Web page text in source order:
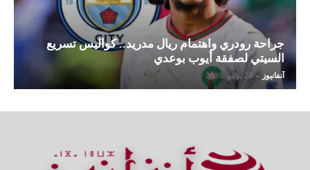
جراحة رودري واهتمام ريال مدريد.. كواليس تسريع
السيتي لصفقة أيوب بوعدي
آنفانيوز - 25 يوليو، 2026